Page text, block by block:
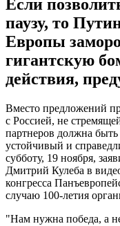
Если
паузу, то
Европы
гигантскую
действия,
Вместо предложений
с Россией, не
партнеров должна
устойчивый и
субботу, 19 ноября,
Дмитрий Кулеба в
конгресса
случаю 100-летия
"Нам нужна победа, а